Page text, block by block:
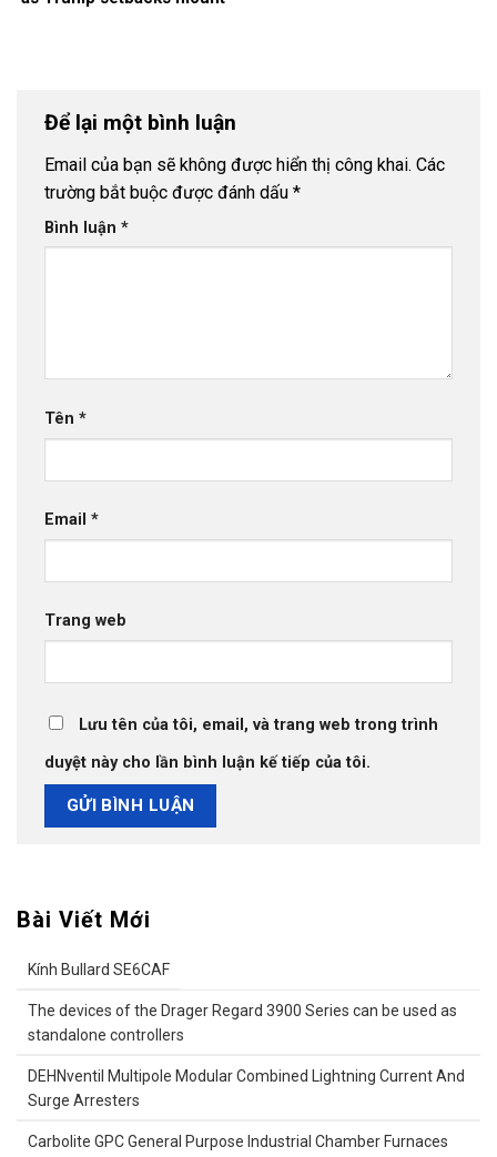
Để lại một bình luận
Email của bạn sẽ không được hiển thị công khai. Các
trường bắt buộc được đánh dấu *
Bình luận *
Tên *
Email *
Trang web
Lưu tên của tôi, email, và trang web trong trình
duyệt này cho lần bình luận kế tiếp của tôi.
Bài Viết Mới
Kính Bullard SE6CAF
The devices of the Drager Regard 3900 Series can be used as
standalone controllers
DEHNventil Multipole Modular Combined Lightning Current And
Surge Arresters
Carbolite GPC General Purpose Industrial Chamber Furnaces